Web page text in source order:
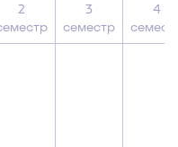
2
3
семестр
4